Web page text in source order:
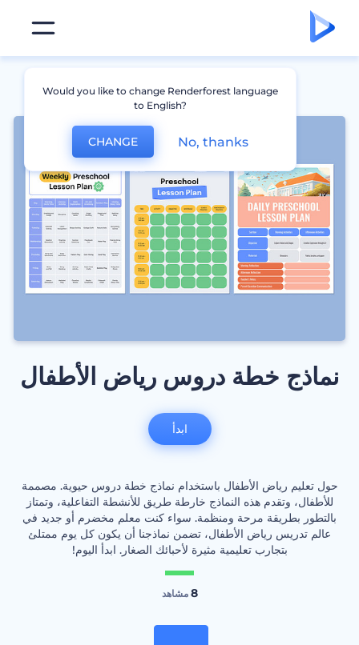
نماذج خطة دروس رياض الأطفال
حول تعليم رياض الأطفال باستخدام نماذج خطة دروس حيوية. مصممة
للأطفال، وتقدم هذه النماذج خارطة طريق للأنشطة التفاعلية، وتمتاز
بالتطور بطريقة مرحة ومنظمة. سواء كنت معلم مخضرم أو جديد في
عالم تدريس رياض الأطفال، تضمن نماذجنا أن يكون كل يوم ممتلئ
بتجارب تعليمية مثيرة لأحبائك الصغار. ابدأ اليوم!
8 مشاهد
ابدأ
Would you like to change Renderforest language
to English?
CHANGE No, thanks